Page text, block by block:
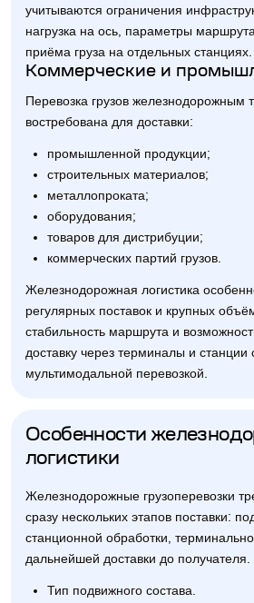
учитываются ограничения
нагрузка на ось, параметры
приёма груза на отдельных станциях.
Коммерческие и
Перевозка грузов железнодорожным
востребована для доставки:
промышленной продукции;
строительных материалов;
металлопроката;
оборудования;
товаров для дистрибуции;
коммерческих партий грузов.
Железнодорожная логистика
регулярных поставок и крупных
стабильность маршрута и
доставку через терминалы и
мультимодальной перевозкой.
Особенности
логистики
Железнодорожные грузоперевозки
сразу нескольких этапов поставки:
станционной обработки,
дальнейшей доставки до получателя.
Тип подвижного состава.